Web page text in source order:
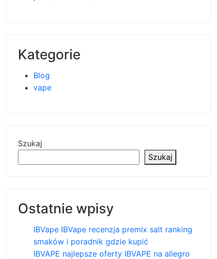
Kategorie
Blog
vape
Szukaj
Szukaj
Ostatnie wpisy
IBVape IBVape recenzja premix salt ranking
smaków i poradnik gdzie kupić
IBVAPE najlepsze oferty IBVAPE na allegro